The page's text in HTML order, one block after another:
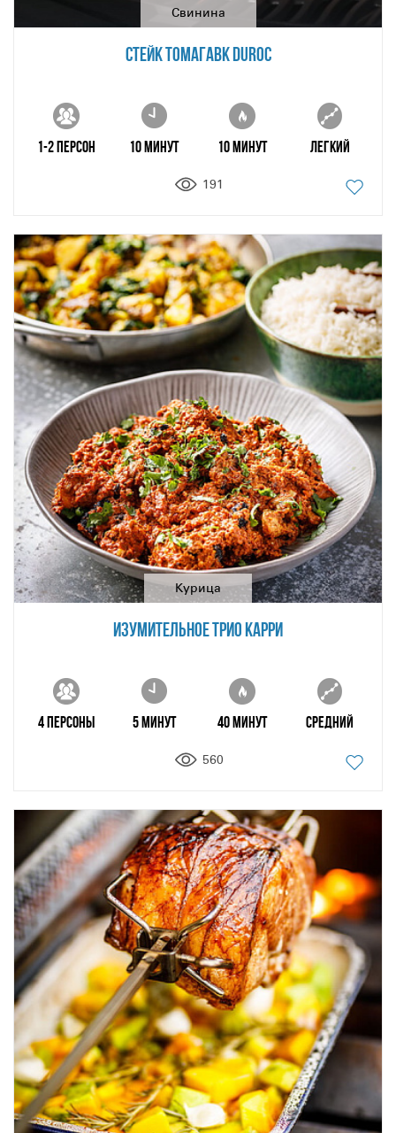
Свинина
СТЕЙК ТОМАГАВК DUROC
1-2 персон 10 минут 10 минут Легкий
191
Курица
ИЗУМИТЕЛЬНОЕ ТРИО КАРРИ
4 персоны 5 минут 40 минут Средний
560